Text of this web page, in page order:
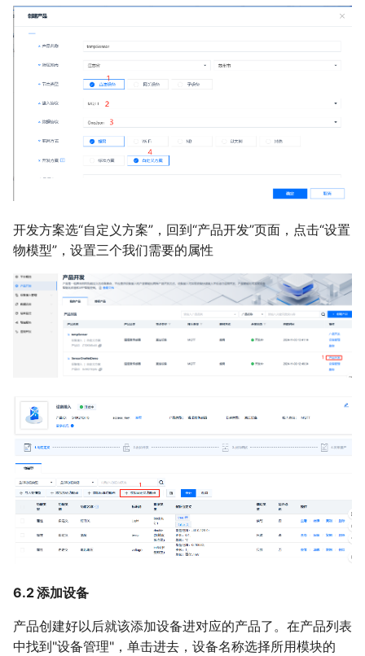
开发方案选“自定义方案”，回到“产品开发”页面，点击“设置
物模型”，设置三个我们需要的属性
6.2 添加设备
产品创建好以后就该添加设备进对应的产品了。在产品列表
中找到"设备管理"，单击进去，设备名称选择所用模块的